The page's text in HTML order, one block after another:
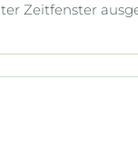
Zeitfenster